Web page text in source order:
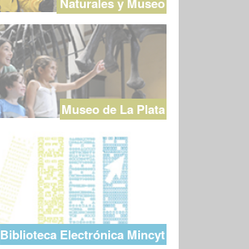
Museo de La Plata
Biblioteca Electrónica Mincyt